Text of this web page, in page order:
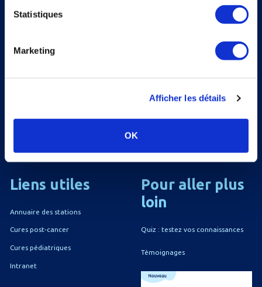
Statistiques
Marketing
Afficher les détails
OK
avoir pris connaissance de votre politique de
confidentialité et mentions légales.
marketing. En soumettant ce formulaire, vous
seront transmises à Sendinblue en sa qualité de
processeur de données; et ce conformément à ses
Liens utiles
Annuaire des stations
Cures post-cancer
Cures pédiatriques
Intranet
Pour aller plus
loin
Quiz : testez vos connaissances
Témoignages